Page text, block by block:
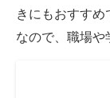
きにもおすすめ
なので、職場や